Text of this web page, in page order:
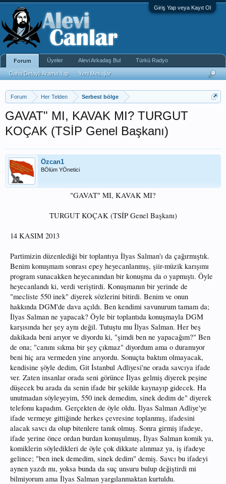
Giriş Yap veya Kayıt Ol
Forum Her Telden Serbest bölge
GAVAT" MI, KAVAK MI? TURGUT
KOÇAK (TSİP Genel Başkanı)
Özcan1
BÖlüm YÖnetici
"GAVAT" MI, KAVAK MI?
TURGUT KOÇAK (TSİP Genel Başkanı)​
14 KASIM 2013
Partimizin düzenlediği bir toplantıya İlyas Salman'ı da çağırmıştık.
Benim konuşmam sonrası epey heyecanlanmış, şiir-müzik karışımı
program sunacakken heyecanından bir konuşma da o yapmıştı. Öyle
heyecanlandı ki, verdi veriştirdi. Konuşmanın bir yerinde de
"mecliste 550 inek" diyerek sözlerini bitirdi. Benim ve onun
hakkında DGM'de dava açıldı. Ben kendimi savunurum tamam da;
İlyas Salman ne yapacak? Öyle bir toplantıda konuşmayla DGM
karşısında her şey aynı değil. Tutuştu mu İlyas Salman. Her beş
dakikada beni arıyor ve diyordu ki, "şimdi ben ne yapacağım?" Ben
de ona; "canını sıkma bir şey çıkmaz" diyordum ama o duramıyor
beni hiç ara vermeden yine arıyordu. Sonuçta baktım olmayacak,
kendisine şöyle dedim, Git İstanbul Adliyesi'ne orada savcıya ifade
ver. Zaten insanlar orada seni görünce İlyas gelmiş diyerek peşine
düşecek bu arada da senin ifade bir şekilde kaynayıp gidecek. Ha
unutmadan söyleyeyim, 550 inek demedim, sinek dedim de" diyerek
telefonu kapadım. Gerçekten de öyle oldu. İlyas Salman Adliye'ye
ifade vermeye gittiğinde herkes çevresine toplanmış, ifadesini
alacak savcı da olup bitenlere tanık olmuş. Sonra girmiş ifadeye,
ifade yerine önce ordan burdan konuşulmuş, İlyas Salman komik ya,
komiklerin söyledikleri de öyle çok dikkate alınmaz ya, iş ifadeye
gelince; "ben inek demedim, sinek dedim" demiş. Savcı bu ifadeyi
aynen yazdı mı, yoksa bunda da suç unsuru bulup değiştirdi mi
bilmiyorum ama İlyas Salman yargılanmaktan kurtuldu.
Forum
Daha Detaylı Arama Yap Yeni Mesajlar
Üyeler Alevi Arkadaş Bul Türkü Radyo